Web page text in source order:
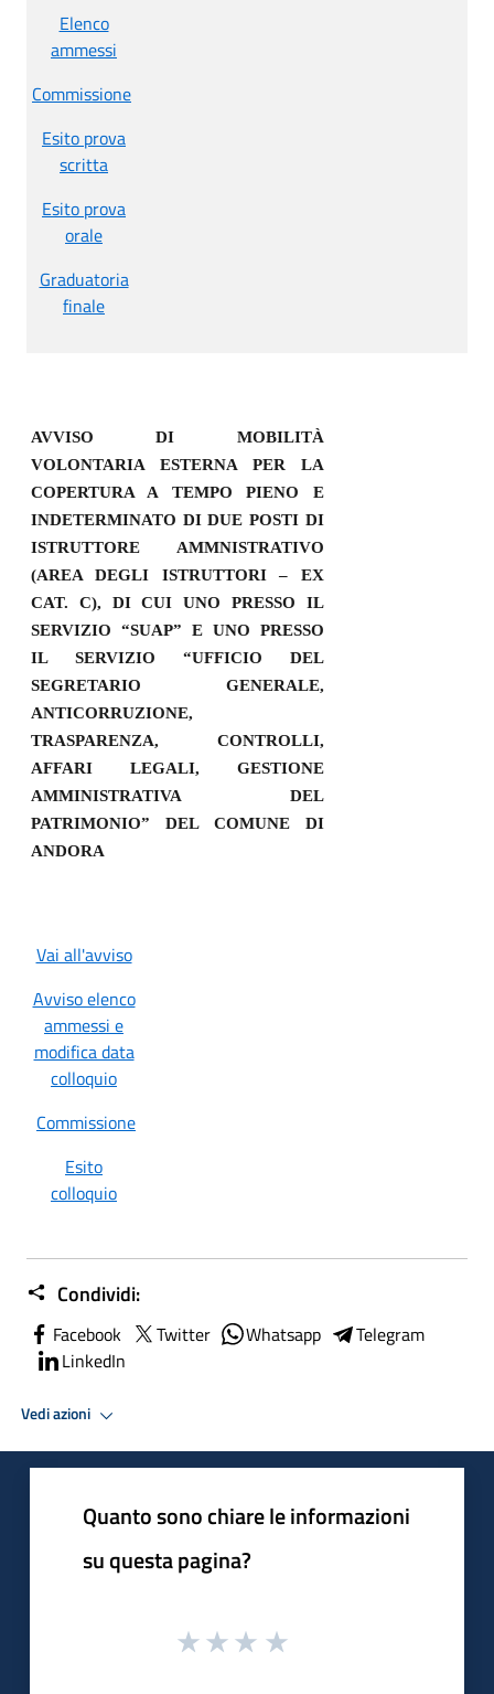
Elenco
ammessi
Commissione
Esito prova
scritta
Esito prova
orale
Graduatoria
finale
AVVISO DI MOBILITÀ
VOLONTARIA ESTERNA PER LA
COPERTURA A TEMPO PIENO E
INDETERMINATO DI DUE POSTI DI
ISTRUTTORE AMMNISTRATIVO
(AREA DEGLI ISTRUTTORI – EX
CAT. C), DI CUI UNO PRESSO IL
SERVIZIO “SUAP” E UNO PRESSO
IL SERVIZIO “UFFICIO DEL
SEGRETARIO GENERALE,
ANTICORRUZIONE,
TRASPARENZA, CONTROLLI,
AFFARI LEGALI, GESTIONE
AMMINISTRATIVA DEL
PATRIMONIO” DEL COMUNE DI
ANDORA
Vai all'avviso
Avviso elenco
ammessi e
modifica data
colloquio
Commissione
Esito
colloquio
Condividi:
Facebook Twitter Whatsapp
Telegram
LinkedIn
Vedi azioni
Quanto sono chiare le informazioni
su questa pagina?